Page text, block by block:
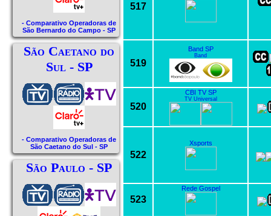
- Comparativo Operadoras de
São Bernardo do Campo - SP
São Caetano do
Sul - SP
- Comparativo Operadoras de
São Caetano do Sul - SP
São Paulo - SP
517
519
Band SP
Band
520
CBI TV SP
TV Universal
522
Xsports
523
Rede Gospel